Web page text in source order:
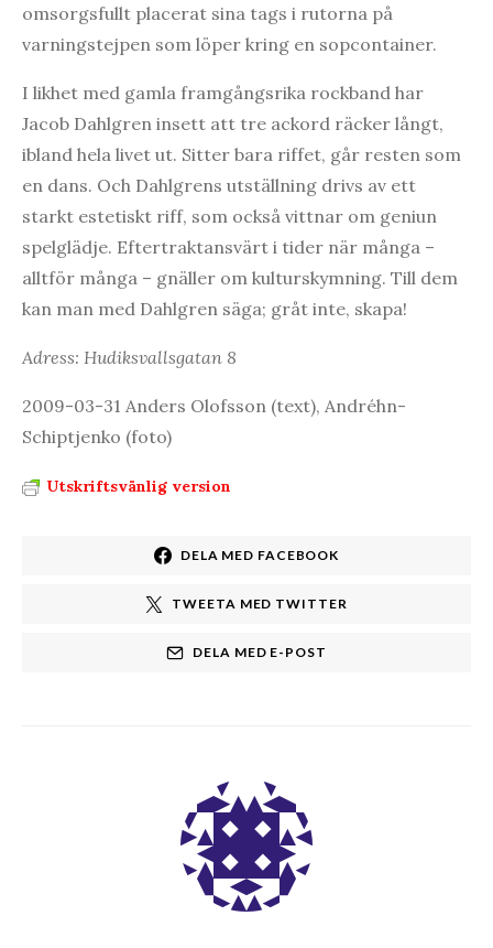
omsorgsfullt placerat sina tags i rutorna på
varningstejpen som löper kring en sopcontainer.
I likhet med gamla framgångsrika rockband har
Jacob Dahlgren insett att tre ackord räcker långt,
ibland hela livet ut. Sitter bara riffet, går resten som
en dans. Och Dahlgrens utställning drivs av ett
starkt estetiskt riff, som också vittnar om geniun
spelglädje. Eftertraktansvärt i tider när många –
alltför många – gnäller om kulturskymning. Till dem
kan man med Dahlgren säga; gråt inte, skapa!
Adress: Hudiksvallsgatan 8
2009-03-31 Anders Olofsson (text), Andréhn-
Schiptjenko (foto)
Utskriftsvänlig version
DELA MED FACEBOOK
TWEETA MED TWITTER
DELA MED E-POST